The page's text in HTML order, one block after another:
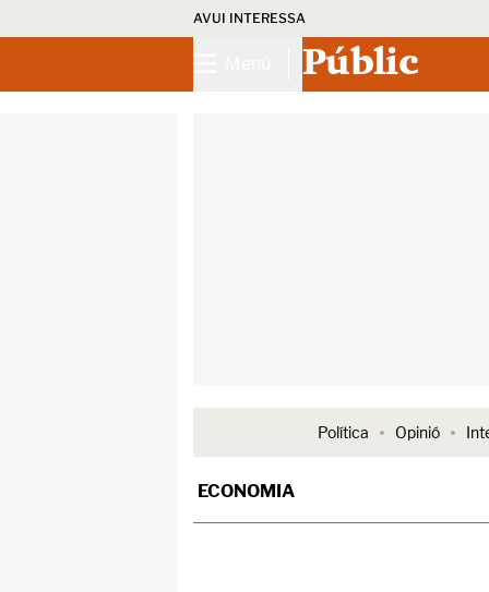
AVUI INTERESSA
Públic
Política Opinió
ECONOMIA